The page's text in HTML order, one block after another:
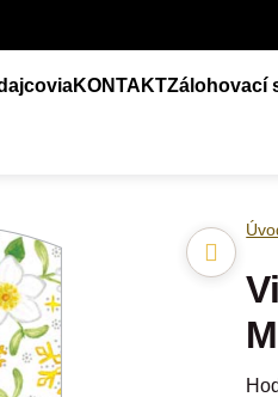
KONTAKTZálohovací